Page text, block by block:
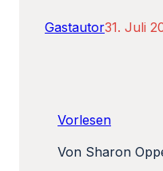
Gastautor31. Juli
Vorlesen
Von Sharon